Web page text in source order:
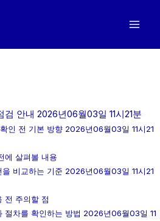
검 안내 2026년06월03일 11시21분
인 전 기본 방향 2026년06월03일 11시21
에 살펴볼 내용
을 비교하는 기준 2026년06월03일 11시21
전 주의할 점
절차를 확인하는 방법 2026년06월03일 11